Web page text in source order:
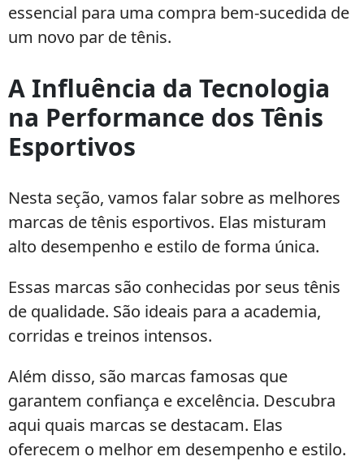
essencial para uma compra bem-sucedida de
um novo par de tênis.
A Influência da Tecnologia
na Performance dos Tênis
Esportivos
Nesta seção, vamos falar sobre as melhores
marcas de tênis esportivos. Elas misturam
alto desempenho e estilo de forma única.
Essas marcas são conhecidas por seus tênis
de qualidade. São ideais para a academia,
corridas e treinos intensos.
Além disso, são marcas famosas que
garantem confiança e excelência. Descubra
aqui quais marcas se destacam. Elas
oferecem o melhor em desempenho e estilo.